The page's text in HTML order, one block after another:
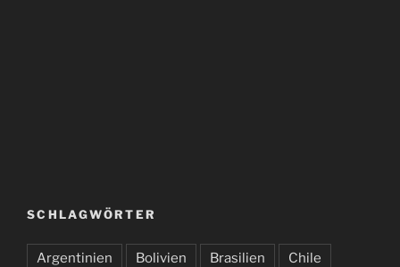
SCHLAGWÖRTER
Argentinien Bolivien Brasilien Chile